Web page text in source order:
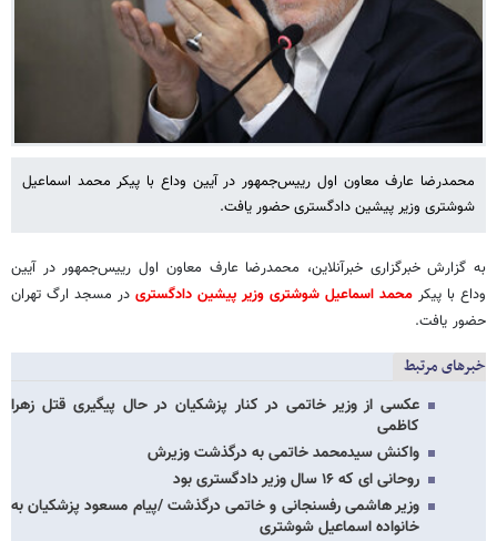
محمدرضا عارف معاون اول رییس‌جمهور در آیین وداع با پیکر محمد اسماعیل
شوشتری وزیر پیشین دادگستری حضور یافت.
به گزارش خبرگزاری خبرآنلاین، محمدرضا عارف معاون اول رییس‌جمهور در آیین
وداع با پیکر محمد اسماعیل شوشتری وزیر پیشین دادگستری در مسجد ارگ تهران
حضور یافت.
خبرهای مرتبط
عکسی از وزیر خاتمی در کنار پزشکیان در حال پیگیری قتل زهرا
کاظمی
واکنش سیدمحمد خاتمی به درگذشت وزیرش
روحانی ای که ۱۶ سال وزیر دادگستری بود
وزیر هاشمی رفسنجانی و خاتمی درگذشت /پیام مسعود پزشکیان به
خانواده اسماعیل شوشتری